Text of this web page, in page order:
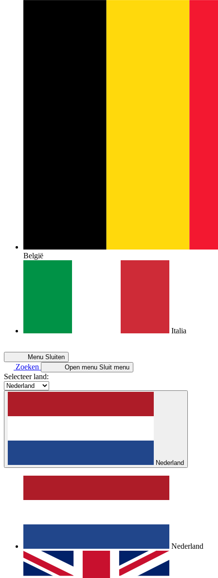
België
Italia
Menu Sluiten
Zoeken Open menu Sluit menu
Selecteer land:
Nederland
Nederland